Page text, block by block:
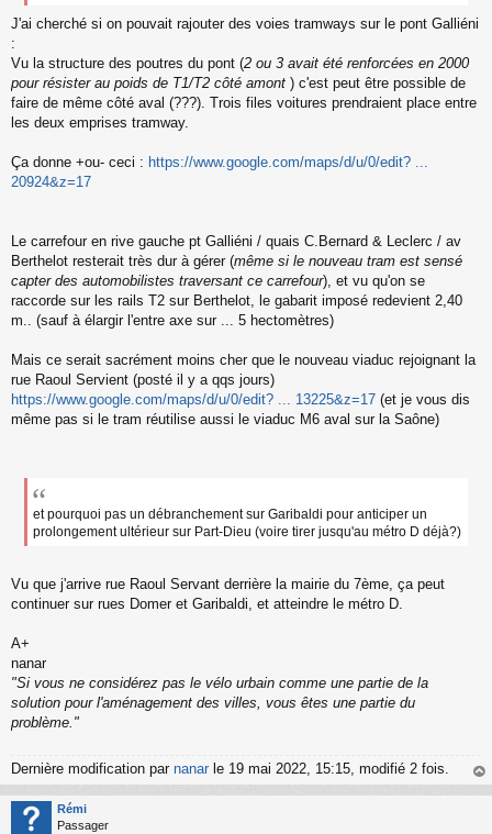
J'ai cherché si on pouvait rajouter des voies tramways sur le pont Galliéni
:
Vu la structure des poutres du pont (2 ou 3 avait été renforcées en 2000
pour résister au poids de T1/T2 côté amont ) c'est peut être possible de
faire de même côté aval (???). Trois files voitures prendraient place entre
les deux emprises tramway.
Ça donne +ou- ceci : https://www.google.com/maps/d/u/0/edit? ...
20924&z=17
Le carrefour en rive gauche pt Galliéni / quais C.Bernard & Leclerc / av
Berthelot resterait très dur à gérer (même si le nouveau tram est sensé
capter des automobilistes traversant ce carrefour), et vu qu'on se
raccorde sur les rails T2 sur Berthelot, le gabarit imposé redevient 2,40
m.. (sauf à élargir l'entre axe sur ... 5 hectomètres)
Mais ce serait sacrément moins cher que le nouveau viaduc rejoignant la
rue Raoul Servient (posté il y a qqs jours)
https://www.google.com/maps/d/u/0/edit? ... 13225&z=17 (et je vous dis
même pas si le tram réutilise aussi le viaduc M6 aval sur la Saône)
et pourquoi pas un débranchement sur Garibaldi pour anticiper un
prolongement ultérieur sur Part-Dieu (voire tirer jusqu'au métro D déjà?)
Vu que j'arrive rue Raoul Servant derrière la mairie du 7ème, ça peut
continuer sur rues Domer et Garibaldi, et atteindre le métro D.
A+
nanar
"Si vous ne considérez pas le vélo urbain comme une partie de la
solution pour l'aménagement des villes, vous êtes une partie du
problème."
Dernière modification par nanar le 19 mai 2022, 15:15, modifié 2 fois.
au
Rémi
Passager